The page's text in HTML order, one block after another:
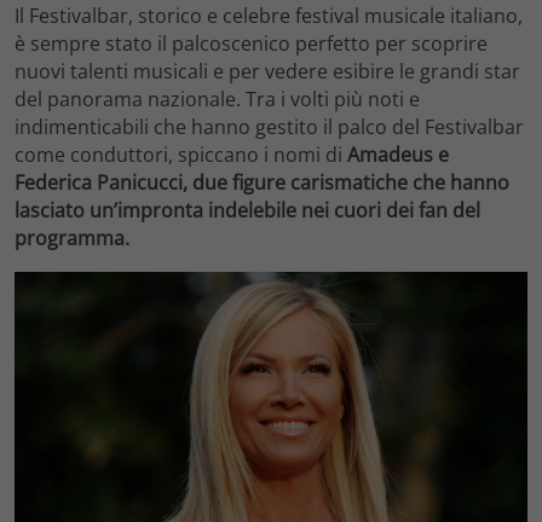
Il Festivalbar, storico e celebre festival musicale italiano,
è sempre stato il palcoscenico perfetto per scoprire
nuovi talenti musicali e per vedere esibire le grandi star
del panorama nazionale. Tra i volti più noti e
indimenticabili che hanno gestito il palco del Festivalbar
come conduttori, spiccano i nomi di Amadeus e
Federica Panicucci, due figure carismatiche che hanno
lasciato un’impronta indelebile nei cuori dei fan del
programma.